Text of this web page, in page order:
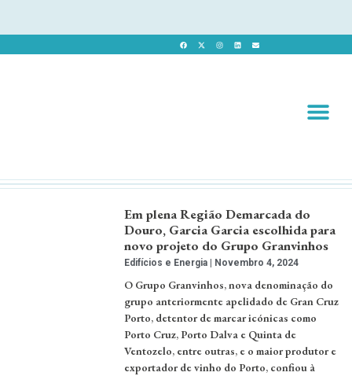
Em plena Região Demarcada do
Douro, Garcia Garcia escolhida para
novo projeto do Grupo Granvinhos
Edifícios e Energia Novembro 4, 2024
O Grupo Granvinhos, nova denominação do
grupo anteriormente apelidado de Gran Cruz
Porto, detentor de marcar icónicas como
Porto Cruz, Porto Dalva e Quinta de
Ventozelo, entre outras, e o maior produtor e
exportador de vinho do Porto, confiou à